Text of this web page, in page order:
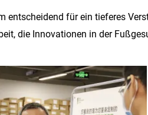
für ein tieferes
die Innovationen in der